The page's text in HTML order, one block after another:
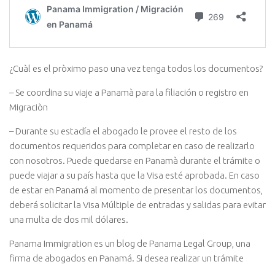
¿Cuàl es el pròximo paso una vez tenga todos los documentos?
– Se coordina su viaje a Panamà para la filiación o registro en
Migraciòn
– Durante su estadía el abogado le provee el resto de los
documentos requeridos para completar en caso de realizarlo
con nosotros. Puede quedarse en Panamà durante el trámite o
puede viajar a su país hasta que la Visa esté aprobada. En caso
de estar en Panamá al momento de presentar los documentos,
deberá solicitar la Visa Múltiple de entradas y salidas para evitar
una multa de dos mil dólares.
Panama Immigration es un blog de Panama Legal Group, una
firma de abogados en Panamá. Si desea realizar un trámite